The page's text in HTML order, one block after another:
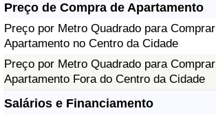
Preço de Compra de Apartamento
Preço por Metro Quadrado para Comprar
Apartamento no Centro da Cidade
Preço por Metro Quadrado para Comprar
Apartamento Fora do Centro da Cidade
Salários e Financiamento
Taxa do Indicador de Crime (Atual)
Índice de criminalidade por país